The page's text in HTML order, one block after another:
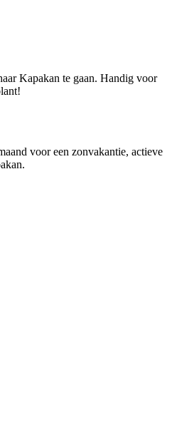
Kapakan te gaan. Handig voor
voor een zonvakantie, actieve